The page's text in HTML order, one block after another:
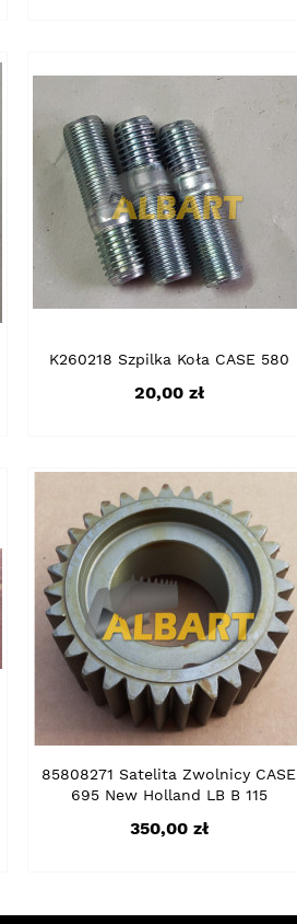
K260218 Szpilka Koła CASE 580
Cena
20,00 zł
85808271 Satelita Zwolnicy CASE
695 New Holland LB B 115
Cena
350,00 zł